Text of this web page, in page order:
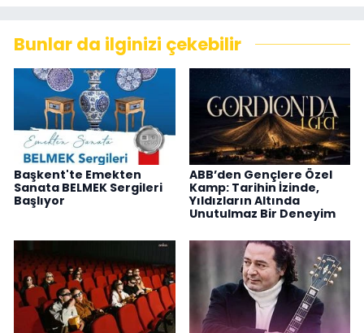
Bunlar da ilginizi çekebilir
Başkent'te Emekten
Sanata BELMEK Sergileri
Başlıyor
ABB’den Gençlere Özel
Kamp: Tarihin İzinde,
Yıldızların Altında
Unutulmaz Bir Deneyim